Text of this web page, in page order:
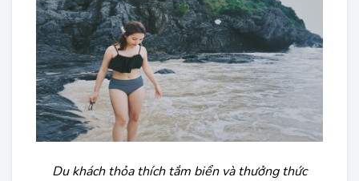
Du khách thỏa thích tắm biển và thưởng thức